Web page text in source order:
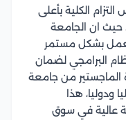
الكلية بأعلى
حيث ان الجامعة
بشكل مستمر
البرامجي لضمان
الماجستير من جامعة
هذا
عالية في سوق